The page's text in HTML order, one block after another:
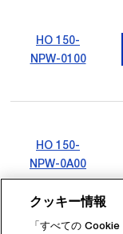
HO 150-
NPW-0100
HO 150-
NPW-0A00
クッキー情報
「すべての